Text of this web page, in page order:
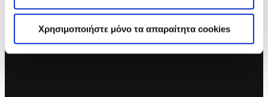
Χρησιμοποιήστε μόνο τα απαραίτητα cookies
αίσθηση που αφήνει, την κίνηση και την άνεσή της.